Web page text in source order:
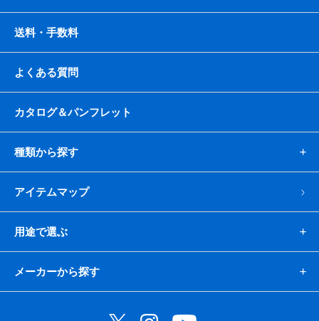
送料・手数料
よくある質問
カタログ＆パンフレット
種類から探す
アイテムマップ
用途で選ぶ
メーカーから探す